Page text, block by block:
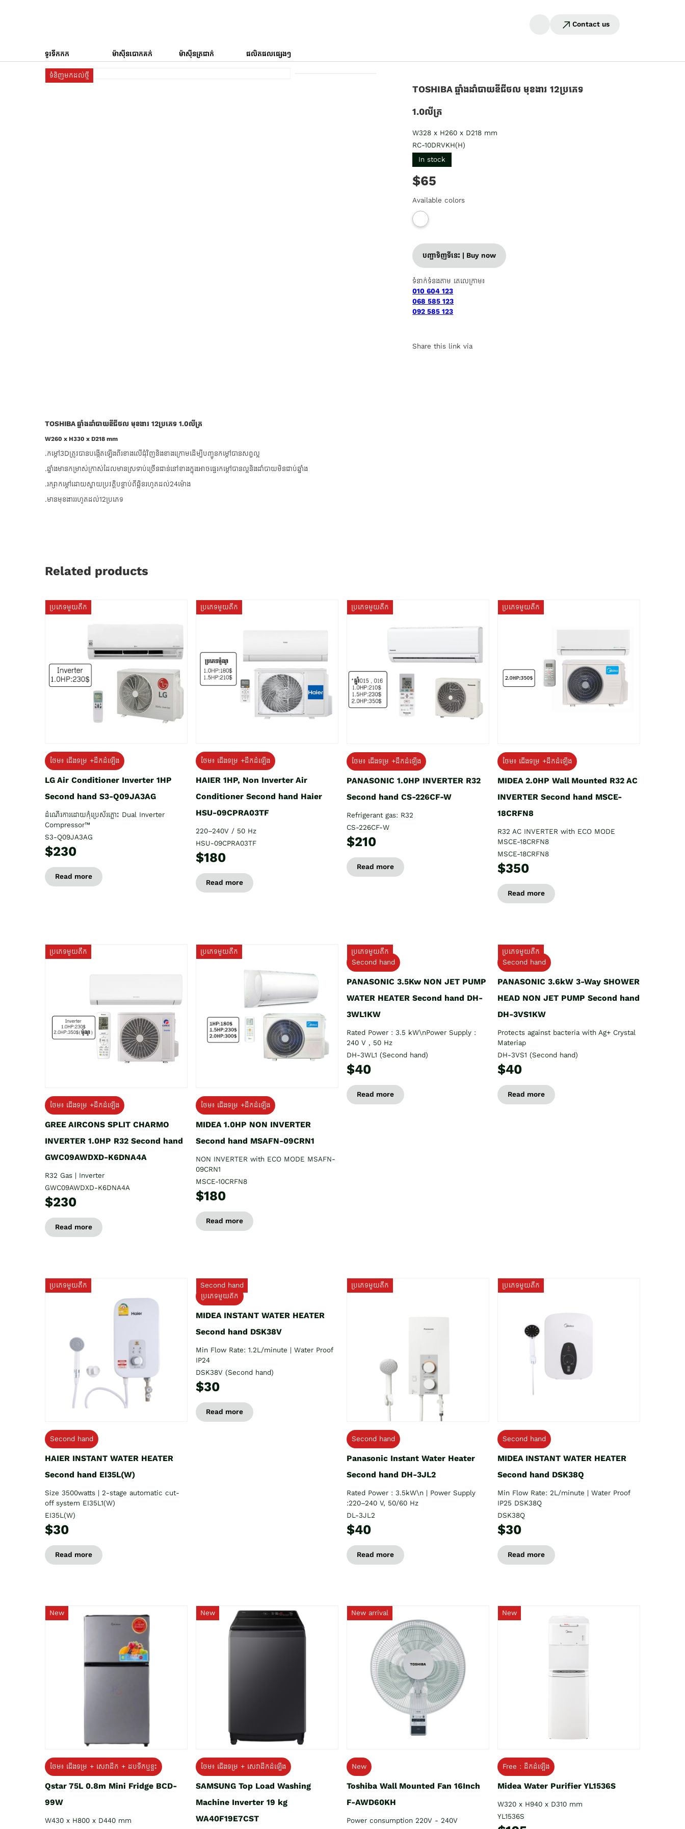
Contact us
ទូរទឹកកក ម៉ាស៊ីនបោកគក់ ម៉ាស៊ីនត្រជាក់ ផលិតផលផ្សេងៗ
ទំនិញមកដល់ថ្មី
TOSHIBA ឆ្នាំងដាំបាយឌីជីថល មុខងារ 12ប្រភេទ
1.0លីត្រ
W328 x H260 x D218 mm
RC-10DRVKH(H)
In stock
$65
Available colors
បញ្ជាទិញទីនេះ | Buy now
ទំនាក់ទំនងតាម តេលេក្រាម៖
010 604 123
068 585 123
092 585 123
Share this link via
TOSHIBA ឆ្នាំងដាំបាយឌីជីថល មុខងារ 12ប្រភេទ 1.0លីត្រ
W260 x H330 x D218 mm
.កម្ដៅ3Dត្រូវបានបង្កើតឡើងពីរខាងលើជុំវិញនិងខាងក្រោមដើម្បីបញ្ចូនកម្ដៅបានសព្វល្អ
.ឆ្នាំងមានកម្រាស់ក្រាស់ដែលមានស្រទាប់ច្រើនជាន់នៅខាងក្នុងអាចផ្ទេរកម្ដៅបានល្អនិងដាំបាយមិនជាប់ឆ្នាំង
.រក្សាកម្ដៅដោយស្វាយប្រវត្តិបន្ទាប់ពីឆ្អិនរហូតដល់24ម៉ោង
.មានមុខងាររហូតដល់12ប្រភេទ
Related products
ប្រភេទមួយតឹក
ថែម៖ ជើងទម្រ +ដឹកដំឡើង
LG Air Conditioner Inverter 1HP
Second hand S3-Q09JA3AG
ដំណើរការដោយកុំប្រេស័រភ្លោះ Dual Inverter
Compressor™
S3-Q09JA3AG
$230
Read more
ប្រភេទមួយតឹក
ថែម៖ ជើងទម្រ +ដឹកដំឡើង
HAIER 1HP, Non Inverter Air
Conditioner Second hand Haier
HSU-09CPRA03TF
220–240V / 50 Hz
HSU-09CPRA03TF
$180
Read more
ប្រភេទមួយតឹក
ថែម៖ ជើងទម្រ +ដឹកដំឡើង
PANASONIC 1.0HP INVERTER R32
Second hand CS-226CF-W
Refrigerant gas: R32
CS-226CF-W
$210
Read more
ប្រភេទមួយតឹក
ថែម៖ ជើងទម្រ +ដឹកដំឡើង
MIDEA 2.0HP Wall Mounted R32 AC
INVERTER Second hand MSCE-
18CRFN8
R32 AC INVERTER with ECO MODE
MSCE-18CRFN8
MSCE-18CRFN8
$350
Read more
ប្រភេទមួយតឹក
ថែម៖ ជើងទម្រ +ដឹកដំឡើង
GREE AIRCONS SPLIT CHARMO
INVERTER 1.0HP R32 Second hand
GWC09AWDXD-K6DNA4A
R32 Gas | Inverter
GWC09AWDXD-K6DNA4A
$230
Read more
ប្រភេទមួយតឹក
ថែម៖ ជើងទម្រ +ដឹកដំឡើង
MIDEA 1.0HP NON INVERTER
Second hand MSAFN-09CRN1
NON INVERTER with ECO MODE MSAFN-
09CRN1
MSCE-10CRFN8
$180
Read more
ប្រភេទមួយតឹក
Second hand
PANASONIC 3.5Kw NON JET PUMP
WATER HEATER Second hand DH-
3WL1KW
Rated Power : 3.5 kW\nPower Supply :
240 V , 50 Hz
DH-3WL1 (Second hand)
$40
Read more
ប្រភេទមួយតឹក
Second hand
PANASONIC 3.6kW 3-Way SHOWER
HEAD NON JET PUMP Second hand
DH-3VS1KW
Protects against bacteria with Ag+ Crystal
Materiap
DH-3VS1 (Second hand)
$40
Read more
ប្រភេទមួយតឹក
Second hand
HAIER INSTANT WATER HEATER
Second hand EI35L(W)
Size 3500watts | 2-stage automatic cut-
off system EI35L1(W)
EI35L(W)
$30
Read more
Second hand
ប្រភេទមួយតឹក
MIDEA INSTANT WATER HEATER
Second hand DSK38V
Min Flow Rate: 1.2L/minute | Water Proof
IP24
DSK38V (Second hand)
$30
Read more
ប្រភេទមួយតឹក
Second hand
Panasonic Instant Water Heater
Second hand DH-3JL2
Rated Power : 3.5kW\n | Power Supply
:220–240 V, 50/60 Hz
DL-3JL2
$40
Read more
ប្រភេទមួយតឹក
Second hand
MIDEA INSTANT WATER HEATER
Second hand DSK38Q
Min Flow Rate: 2L/minute | Water Proof
IP25 DSK38Q
DSK38Q
$30
Read more
New
ថែម៖ ជេីងទម្រ + សេវាដឹក + ដបទឹកឬខ្ទះ
Qstar 75L 0.8m Mini Fridge BCD-
99W
W430 x H800 x D440 mm
New
ថែម៖ ជើងទម្រ + សេវាដឹកដំឡើង
SAMSUNG Top Load Washing
Machine Inverter 19 kg
WA40F19E7CST
New arrival
New
Toshiba Wall Mounted Fan 16Inch
F-AWD60KH
Power consumption 220V - 240V
New
Free : ដឹកដំឡើង
Midea Water Purifier YL1536S
W320 x H940 x D310 mm
YL1536S